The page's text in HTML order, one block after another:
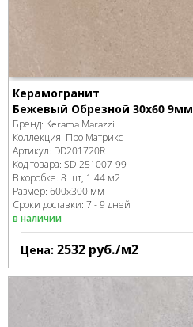
Керамогранит
Бежевый Обрезной 30x60 9мм
Бренд: Kerama Marazzi
Коллекция: Про Матрикс
Артикул: DD201720R
Код товара: SD-251007-99
В коробке: 8 шт, 1.44 м2
Размер: 600x300 мм
Сроки доставки: 7 - 9 дней
в наличии
Цена: 2532 руб./м2